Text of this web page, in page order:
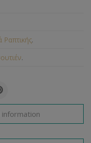
Ραπτικής.
.
information